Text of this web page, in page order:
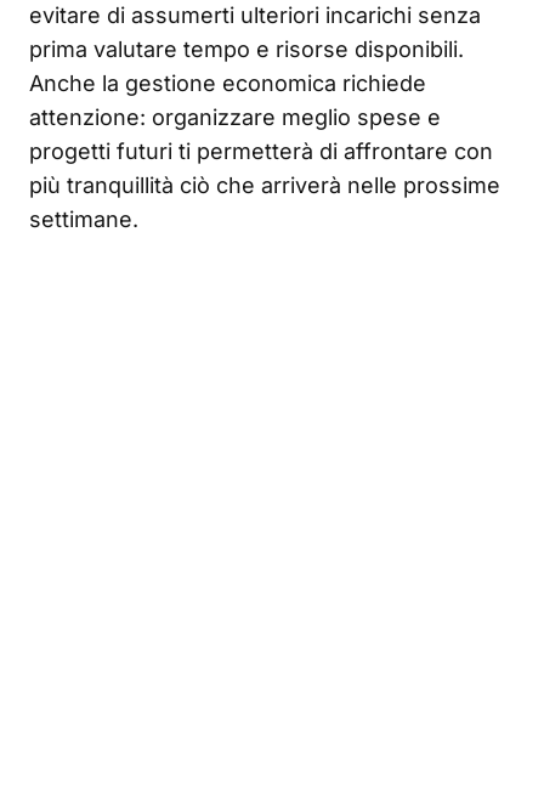
evitare di assumerti ulteriori incarichi senza
prima valutare tempo e risorse disponibili.
Anche la gestione economica richiede
attenzione: organizzare meglio spese e
progetti futuri ti permetterà di affrontare con
più tranquillità ciò che arriverà nelle prossime
settimane.